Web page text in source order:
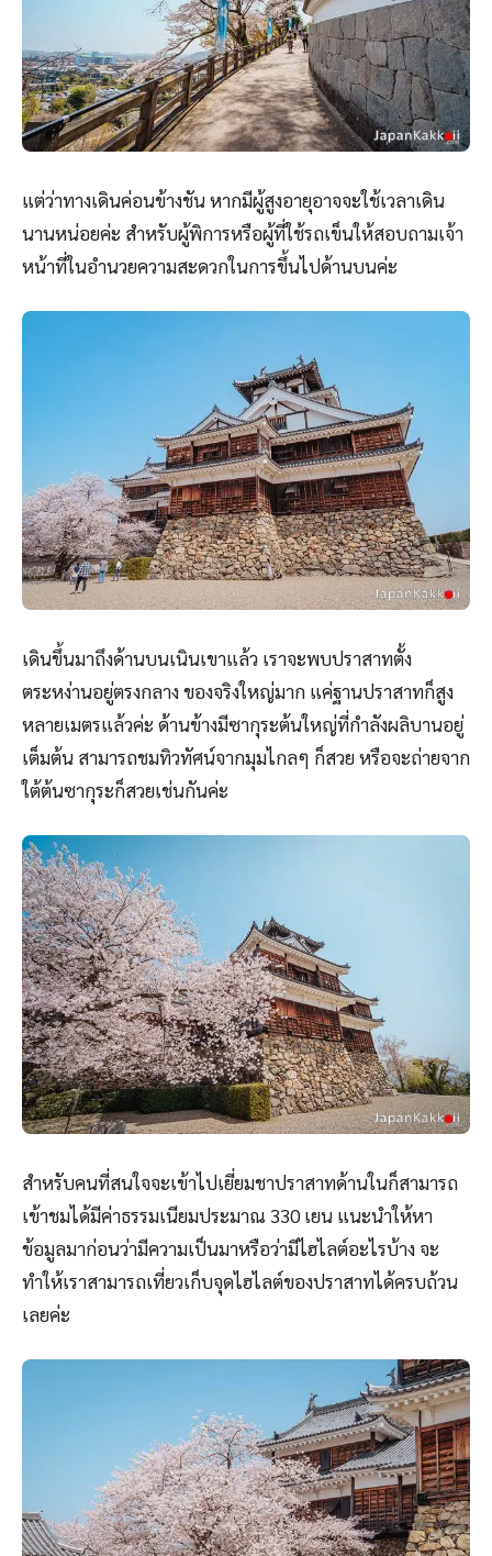
แต่ว่าทางเดินค่อนข้างชัน หากมีผู้สูงอายุอาจจะใช้เวลาเดิน
นานหน่อยค่ะ สำหรับผู้พิการหรือผู้ที่ใช้รถเข็นให้สอบถามเจ้า
หน้าที่ในอำนวยความสะดวกในการขึ้นไปด้านบนค่ะ
เดินขึ้นมาถึงด้านบนเนินเขาแล้ว เราจะพบปราสาทตั้ง
ตระหง่านอยู่ตรงกลาง ของจริงใหญ่มาก แค่ฐานปราสาทก็สูง
หลายเมตรแล้วค่ะ ด้านข้างมีซากุระต้นใหญ่ที่กำลังผลิบานอยู่
เต็มต้น สามารถชมทิวทัศน์จากมุมไกลๆ ก็สวย หรือจะถ่ายจาก
ใต้ต้นซากุระก็สวยเช่นกันค่ะ
สำหรับคนที่สนใจจะเข้าไปเยี่ยมชาปราสาทด้านในก็สามารถ
เข้าชมได้มีค่าธรรมเนียมประมาณ 330 เยน แนะนำให้หา
ข้อมูลมาก่อนว่ามีความเป็นมาหรือว่ามีไฮไลต์อะไรบ้าง จะ
ทำให้เราสามารถเที่ยวเก็บจุดไฮไลต์ของปราสาทได้ครบถ้วน
เลยค่ะ